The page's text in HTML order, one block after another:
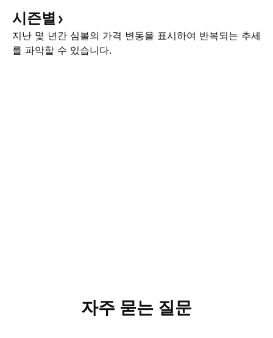
시즌별
지난 몇 년간 심볼의 가격 변동을 표시하여 반복되는 추세
를 파악할 수 있습니다.
자주 묻는 질문